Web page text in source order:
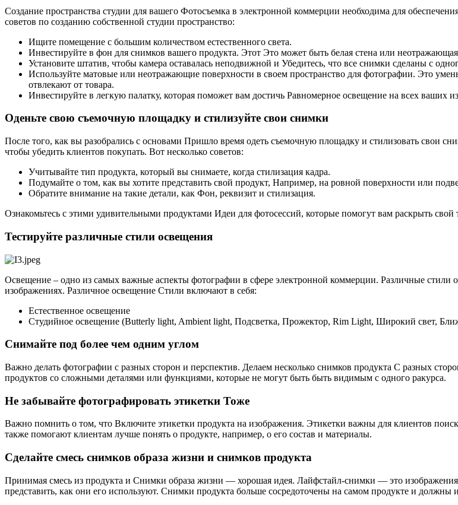
Создание пространства студии для вашего Фотосъемка в электронной коммерции необходима для
советов по созданию собственной студии пространство:
Ищите помещение с большим количеством естественного света.
Инвестируйте в фон для снимков вашего продукта. Этот Это может быть белая стена или неотражающая
Установите штатив, чтобы камера оставалась неподвижной и Убедитесь, что все снимки сделаны с
Используйте матовые или неотражающие поверхности в своем пространство для фотографии. Это
отвлекают от товара.
Инвестируйте в легкую палатку, которая поможет вам достичь Равномерное освещение на всех ваших
Оденьте свою съемочную площадку и стилизуйте свои снимки
После того, как вы разобрались с основами Пришло время одеть съемочную площадку и стилизовать свои
чтобы убедить клиентов покупать. Вот несколько советов:
Учитывайте тип продукта, который вы снимаете, когда стилизация кадра.
Подумайте о том, как вы хотите представить свой продукт, Например, на ровной поверхности или
Обратите внимание на такие детали, как Фон, реквизит и стилизация.
Ознакомьтесь с этими удивительными продуктами Идеи для фотосессий, которые помогут вам раскрыть свой
Тестируйте различные стили освещения
Освещение – одно из самых важные аспекты фотографии в сфере электронной коммерции. Различные стили
изображениях. Различное освещение Стили включают в себя:
Естественное освещение
Студийное освещение (Butterly light, Ambient light, Подсветка, Прожектор, Rim Light, Широкий свет,
Снимайте под более чем одним углом
Важно делать фотографии с разных сторон и перспектив. Делаем несколько снимков продукта С разных
продуктов со сложными деталями или функциями, которые не могут быть быть видимым с одного ракурса.
Не забывайте фотографировать этикетки Тоже
Важно помнить о том, что Включите этикетки продукта на изображения. Этикетки важны для клиентов
также помогают клиентам лучше понять о продукте, например, о его состав и материалы.
Сделайте смесь снимков образа жизни и снимков продукта
Принимая смесь из продукта и Снимки образа жизни — хорошая идея. Лайфстайл-снимки — это
представить, как они его используют. Снимки продукта больше сосредоточены на самом продукте и